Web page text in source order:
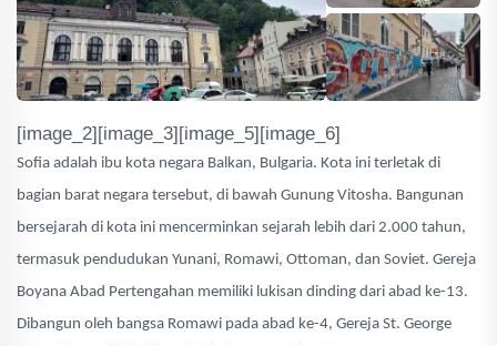
[image_2][image_3][image_5][image_6]
Sofia adalah ibu kota negara Balkan, Bulgaria. Kota ini terletak di
bagian barat negara tersebut, di bawah Gunung Vitosha. Bangunan
bersejarah di kota ini mencerminkan sejarah lebih dari 2.000 tahun,
termasuk pendudukan Yunani, Romawi, Ottoman, dan Soviet. Gereja
Boyana Abad Pertengahan memiliki lukisan dinding dari abad ke-13.
Dibangun oleh bangsa Romawi pada abad ke-4, Gereja St. George